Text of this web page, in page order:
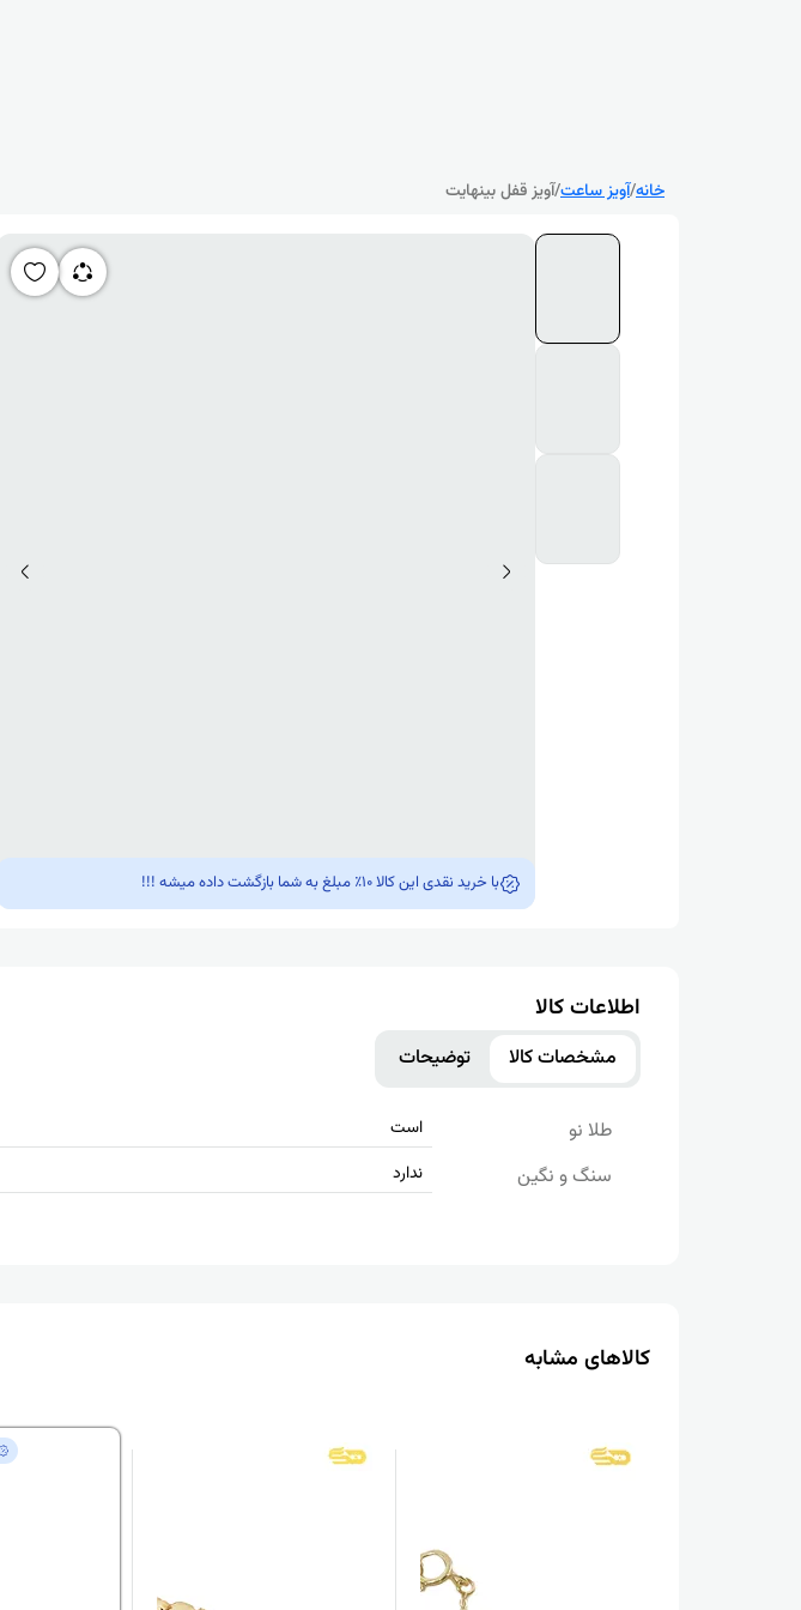
خانه/آویز ساعت/آویز قفل بینهایت
با خرید نقدی این کالا 10٪ مبلغ به شما بازگشت داده میشه !!!
اطلاعات کالا
مشخصات کالا توضیحات
طلا نو است
سنگ و نگین ندارد
کالاهای مشابه